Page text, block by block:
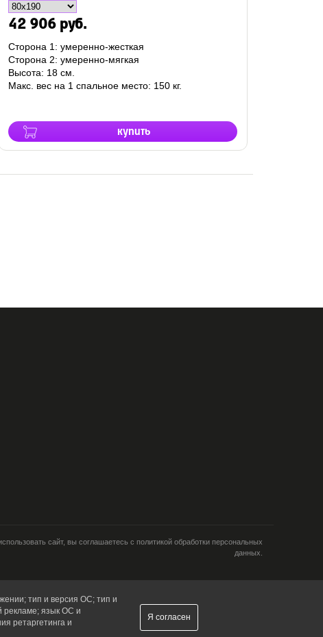
42 906 руб.
купить
Сторона 1: умеренно-жесткая
Сторона 2: умеренно-мягкая
Высота: 18 см.
Макс. вес на 1 спальное место: 150 кг.
сайт, вы соглашаетесь с политикой обработки персональных
данных.
тип и версия ОС; тип и
рекламе; язык ОС и
ретаргетинга и
Я согласен